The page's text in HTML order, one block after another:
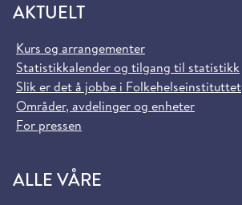
AKTUELT
Kurs og arrangementer
Statistikkalender og tilgang til statistikk
Slik er det å jobbe i Folkehelseinstituttet
Områder, avdelinger og enheter
For pressen
ALLE VÅRE